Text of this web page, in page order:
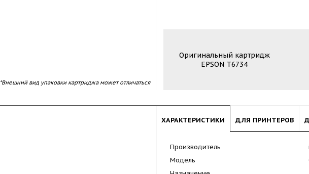
*Внешний вид упаковки картриджа может отличаться
Оригинальный картридж
EPSON T6734
ХАРАКТЕРИСТИКИ ДЛЯ ПРИНТЕРОВ
Производитель
Модель